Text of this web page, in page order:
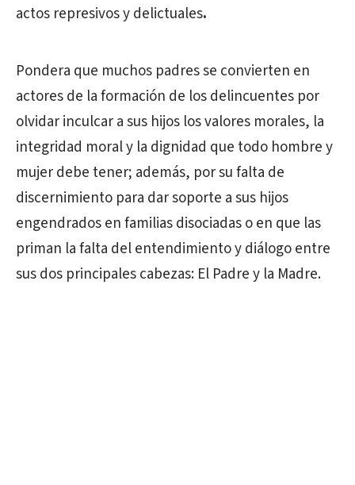
actos represivos y delictuales.
Pondera que muchos padres se convierten en
actores de la formación de los delincuentes por
olvidar inculcar a sus hijos los valores morales, la
integridad moral y la dignidad que todo hombre y
mujer debe tener; además, por su falta de
discernimiento para dar soporte a sus hijos
engendrados en familias disociadas o en que las
priman la falta del entendimiento y diálogo entre
sus dos principales cabezas: El Padre y la Madre.